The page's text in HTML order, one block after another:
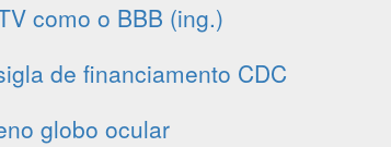
como o BBB (ing.)
de financiamento CDC
globo ocular